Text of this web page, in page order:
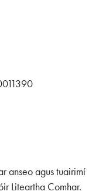
anseo agus tuairimí
Liteartha Comhar.